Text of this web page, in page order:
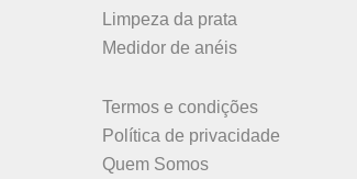
Limpeza da prata
Medidor de anéis
Termos e condições
Política de privacidade
Quem Somos